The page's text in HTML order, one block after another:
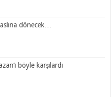
dönecek…
böyle karşılardı